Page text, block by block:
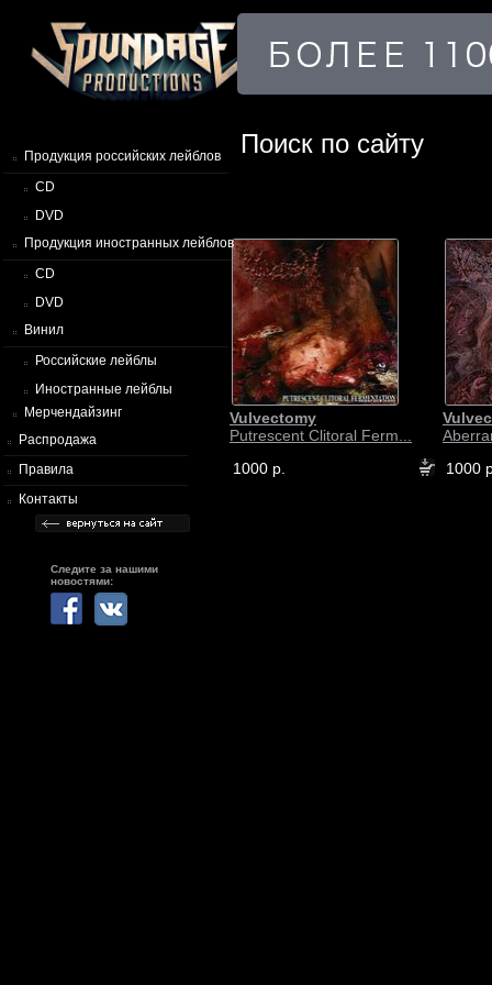
Продукция российских лейблов
CD
DVD
Продукция иностранных лейблов
CD
DVD
Винил
Российские лейблы
Иностранные лейблы
Мерчендайзинг
Распродажа
Правила
Контакты
Следите за нашими
новостями:
Поиск по сайту
Vulvectomy
Putrescent Clitoral Ferm...
1000 р.
1000